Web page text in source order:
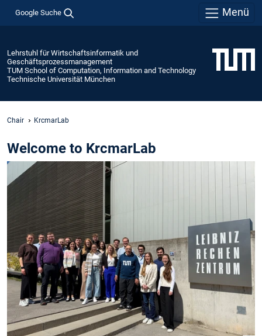
Google Suche Menü
Lehrstuhl für Wirtschaftsinformatik und
Geschäftsprozessmanagement
TUM School of Computation, Information and Technology
Technische Universität München
Chair KrcmarLab
Welcome to KrcmarLab